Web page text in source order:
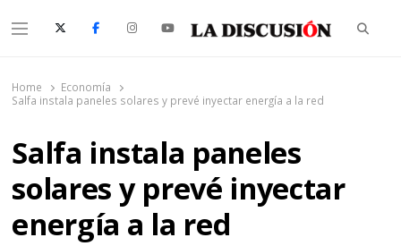
Menu
Home
Economía
Salfa instala paneles solares y prevé inyectar energía a la red
Salfa instala paneles
solares y prevé inyectar
energía a la red